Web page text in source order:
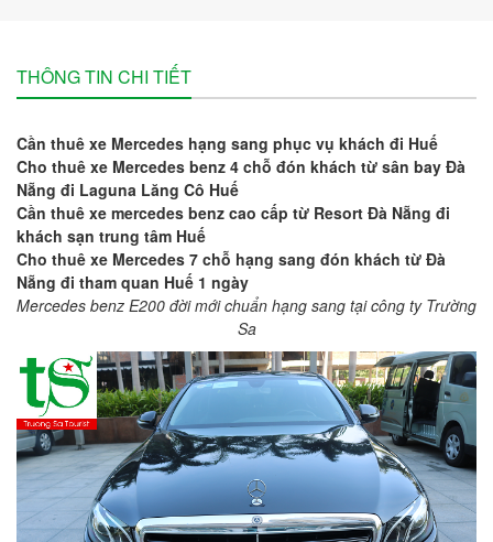
THÔNG TIN CHI TIẾT
Cần thuê xe Mercedes hạng sang phục vụ khách đi Huế
Cho thuê xe Mercedes benz 4 chỗ đón khách từ sân bay Đà
Nẵng đi Laguna Lăng Cô Huế
Cần thuê xe mercedes benz cao cấp từ Resort Đà Nẵng đi
khách sạn trung tâm Huế
Cho thuê xe Mercedes 7 chỗ hạng sang đón khách từ Đà
Nẵng đi tham quan Huế 1 ngày
Mercedes benz E200 đời mới chuẩn hạng sang tại công ty Trường
Sa